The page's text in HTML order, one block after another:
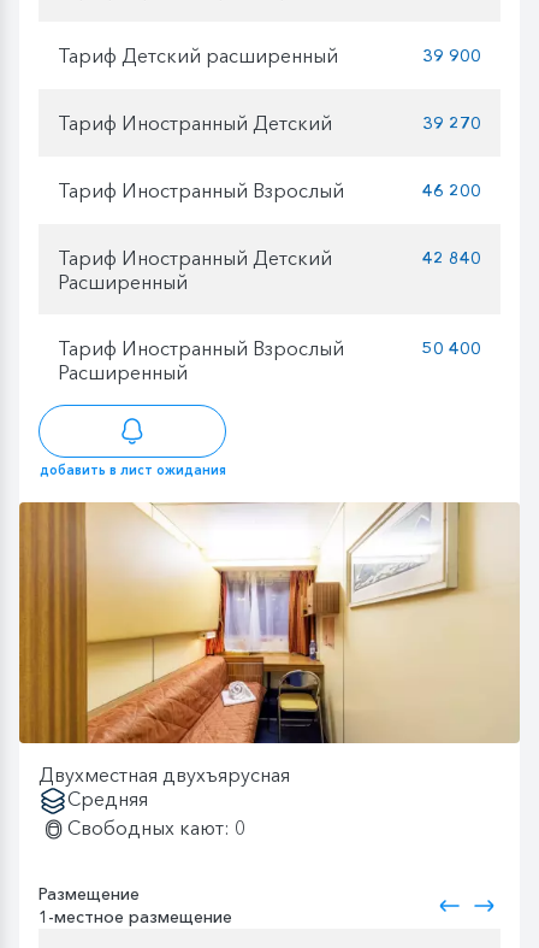
Тариф Детский расширенный 39 900
Тариф Иностранный Детский 39 270
Тариф Иностранный Взрослый 46 200
Тариф Иностранный Детский
Расширенный
42 840
Тариф Иностранный Взрослый
Расширенный
50 400
добавить в лист ожидания
Двухместная двухъярусная
Средняя
Свободных кают: 0
Размещение
1-местное размещение